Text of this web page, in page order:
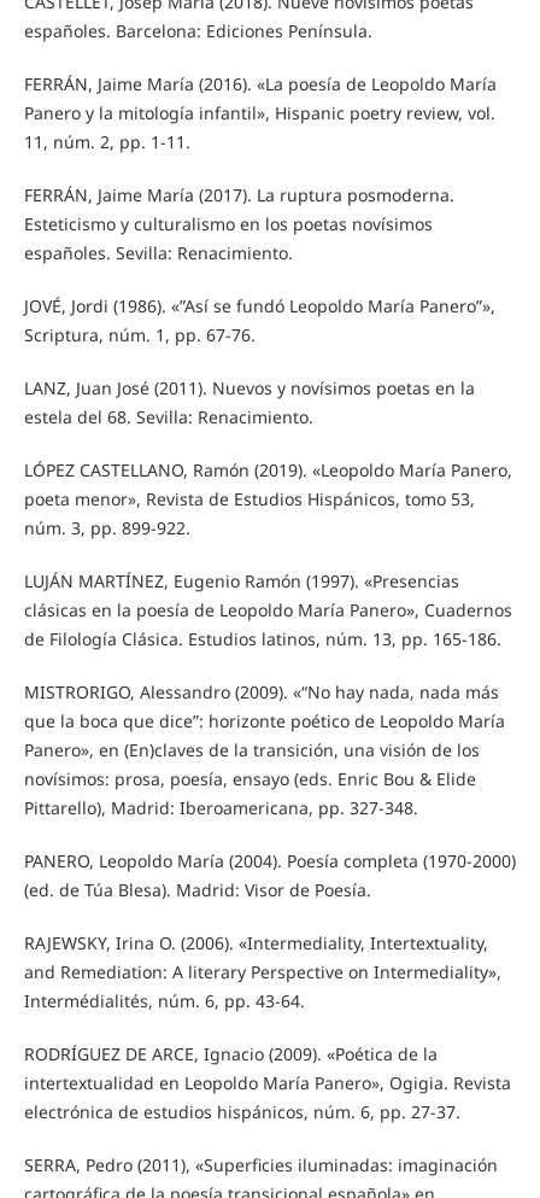
españoles. Barcelona: Ediciones Península.
FERRÁN, Jaime María (2016). «La poesía de Leopoldo María
Panero y la mitología infantil», Hispanic poetry review, vol.
11, núm. 2, pp. 1-11.
FERRÁN, Jaime María (2017). La ruptura posmoderna.
Esteticismo y culturalismo en los poetas novísimos
españoles. Sevilla: Renacimiento.
JOVÉ, Jordi (1986). «”Así se fundó Leopoldo María Panero”»,
Scriptura, núm. 1, pp. 67-76.
LANZ, Juan José (2011). Nuevos y novísimos poetas en la
estela del 68. Sevilla: Renacimiento.
LÓPEZ CASTELLANO, Ramón (2019). «Leopoldo María Panero,
poeta menor», Revista de Estudios Hispánicos, tomo 53,
núm. 3, pp. 899-922.
LUJÁN MARTÍNEZ, Eugenio Ramón (1997). «Presencias
clásicas en la poesía de Leopoldo María Panero», Cuadernos
de Filología Clásica. Estudios latinos, núm. 13, pp. 165-186.
MISTRORIGO, Alessandro (2009). «“No hay nada, nada más
que la boca que dice”: horizonte poético de Leopoldo María
Panero», en (En)claves de la transición, una visión de los
novísimos: prosa, poesía, ensayo (eds. Enric Bou & Elide
Pittarello), Madrid: Iberoamericana, pp. 327-348.
PANERO, Leopoldo María (2004). Poesía completa (1970-2000)
(ed. de Túa Blesa). Madrid: Visor de Poesía.
RAJEWSKY, Irina O. (2006). «Intermediality, Intertextuality,
and Remediation: A literary Perspective on Intermediality»,
Intermédialités, núm. 6, pp. 43-64.
RODRÍGUEZ DE ARCE, Ignacio (2009). «Poética de la
intertextualidad en Leopoldo María Panero», Ogigia. Revista
electrónica de estudios hispánicos, núm. 6, pp. 27-37.
SERRA, Pedro (2011), «Superficies iluminadas: imaginación